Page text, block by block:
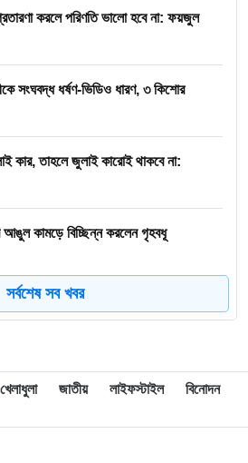
করলে পরিণতি ভালো হবে না: ফয়জুল
সংঘবদ্ধ ধর্ষণ-ভিডিও ধারণ, ৩ কিশোর
কার, তাহলে জুলাই কারোই থাকবে না:
আঙুল কামড়ে বিচ্ছিন্ন করলেন গৃহবধূ
খাতা মূল্যায়নের অভিযাগে শিক্ষক বরখাস্ত
আয়োজনে পালিত হলো জুলাই গণঅভ্যুত্থান
সর্বশেষ সব খবর
খেলাধুলা জাতীয় লাইফস্টাইল
বিনোদন